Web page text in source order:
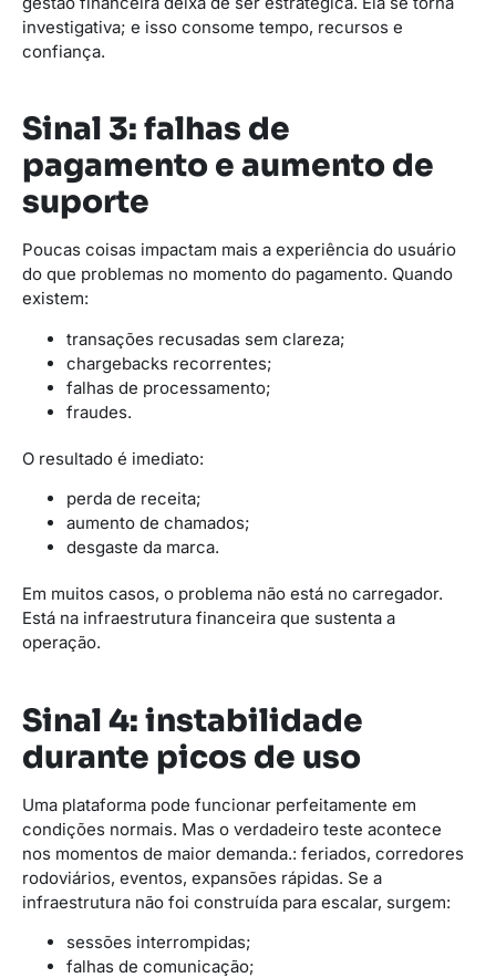
investigativa; e isso consome tempo, recursos e
confiança.
Sinal 3: falhas de
pagamento e aumento de
suporte
Poucas coisas impactam mais a experiência do usuário
do que problemas no momento do pagamento. Quando
existem:
transações recusadas sem clareza;
chargebacks recorrentes;
falhas de processamento;
fraudes.
O resultado é imediato:
perda de receita;
aumento de chamados;
desgaste da marca.
Em muitos casos, o problema não está no carregador.
Está na infraestrutura financeira que sustenta a
operação.
Sinal 4: instabilidade
durante picos de uso
Uma plataforma pode funcionar perfeitamente em
condições normais. Mas o verdadeiro teste acontece
nos momentos de maior demanda.: feriados, corredores
rodoviários, eventos, expansões rápidas. Se a
infraestrutura não foi construída para escalar, surgem:
sessões interrompidas;
falhas de comunicação;